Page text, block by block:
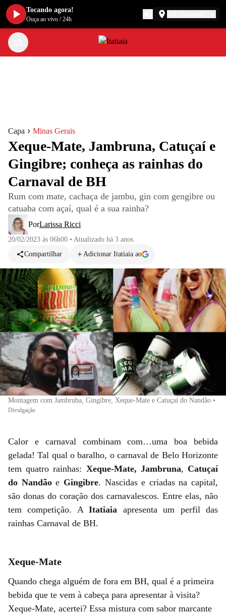
Capa Minas Gerais
Xeque-Mate, Jambruna, Catuçaí e
Gingibre; conheça as rainhas do
Carnaval de BH
Rum com mate, cachaça de jambu, gin com gengibre ou
catuaba com açaí, qual é a sua rainha?
PorLarissa Ricci
20/02/2023 às 06h00 • Atualizado há 3 anos
Compartilhar
Adicionar Itatiaia ao
Montagem com Jambruba, Gingibre, Xeque-Mate e Catuçaí do Nandão •
Divulgação
Calor e carnaval combinam com…uma boa bebida
gelada! Tal qual o baralho, o carnaval de Belo Horizonte
tem quatro rainhas: Xeque-Mate, Jambruna, Catuçaí
do Nandãoe Gingibre. Nascidas e criadas na capital,
são donas do coração dos carnavalescos. Entre elas, não
tem competição. AItatiaia apresenta um perfil das
rainhas Carnaval de BH.
Xeque-Mate
Quando chega alguém de fora em BH, qual é a primeira
bebida que te vem à cabeça para apresentar à visita?
Xeque-Mate, acertei? Essa mistura com sabor marcante
Tocando agora!
Ouça ao vivo /24h